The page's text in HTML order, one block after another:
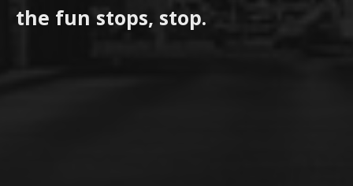
the fun stops, stop.